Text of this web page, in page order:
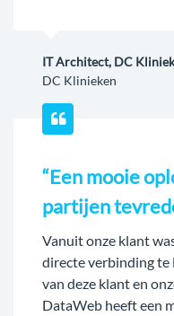
IT Architect, DC
DC Klinieken
“Een mooie
partijen
Vanuit onze klant
directe verbinding te
van deze klant en
DataWeb heeft een